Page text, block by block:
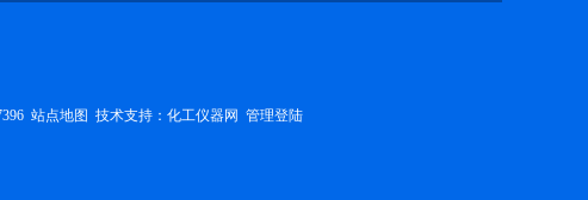
站点地图 技术支持： 化工仪器网 管理登陆